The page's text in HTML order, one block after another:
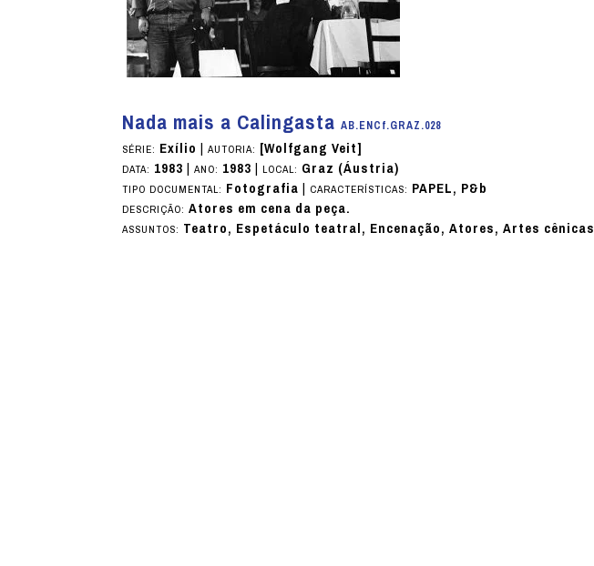
Nada mais a CalingastaAB.ENCf.GRAZ.028
SÉRIE: Exílio |AUTORIA: [Wolfgang Veit]
DATA: 1983|ANO: 1983|LOCAL: Graz (Áustria)
TIPO DOCUMENTAL: Fotografia| CARACTERÍSTICAS: PAPEL, P&b
DESCRIÇÃO:Atores em cena da peça.
ASSUNTOS: Teatro, Espetáculo teatral, Encenação, Atores, Artes cênicas